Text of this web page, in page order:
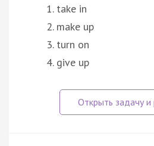
take in
make up
turn on
give up